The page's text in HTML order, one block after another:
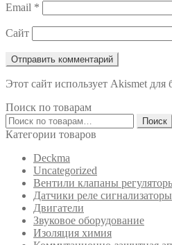
Email *
Сайт
Этот сайт использует Akismet
Поиск по товарам
Искать:
Поиск
Категории товаров
Deckma
Uncategorized
Вентили клапаны
Датчики реле сигнализаторы
Двигатели
Звуковое оборудование
Изоляция химия